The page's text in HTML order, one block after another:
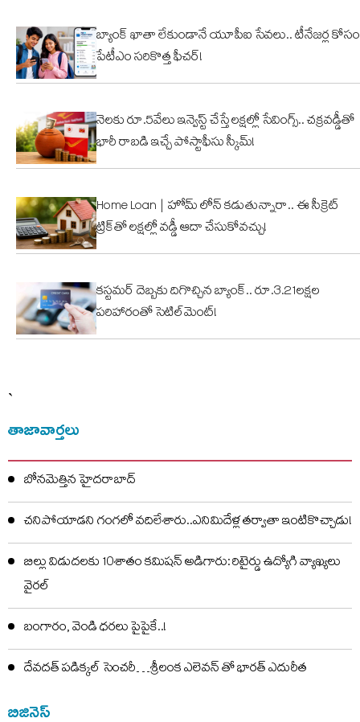
స్కూల్‌
భవనం
కూల్చివేత
వీడియో
వైరల్!
బ్యాంక్ ఖాతా లేకుండానే యూపీఐ సేవలు.. టీనేజర్ల కోసం
పేటీఎం సరికొత్త ఫీచర్!
నెలకు రూ.5వేలు ఇన్వెస్ట్ చేస్తే లక్షల్లో సేవింగ్స్.. చక్రవడ్డీతో
భారీ రాబడి ఇచ్చే పోస్టాఫీసు స్కీమ్!
Home Loan | హోమ్ లోన్ కడుతున్నారా.. ఈ సీక్రెట్
ట్రిక్‌తో లక్షల్లో వడ్డీ ఆదా చేసుకోవచ్చు!
కస్టమర్ దెబ్బకు దిగొచ్చిన బ్యాంక్.. రూ.3.21లక్షల
పరిహారంతో సెటిల్‌మెంట్!
`
తాజావార్తలు
బోనమెత్తిన హైదరాబాద్
చనిపోయాడని గంగలో వదిలేశారు..ఎనిమిదేళ్ల తర్వాతా ఇంటికొచ్చాడు!
బిల్లు విడుదలకు 10శాతం కమిషన్ అడిగారు: రిటైర్డు ఉద్యోగి వ్యాఖ్యలు
వైరల్
బంగారం, వెండి ధరలు పైపైకే..!
దేవదత్ పడిక్కల్‌ సెంచరీ…శ్రీలంక ఎలెవన్ తో భారత్ ఎదురీత
బిజినెస్